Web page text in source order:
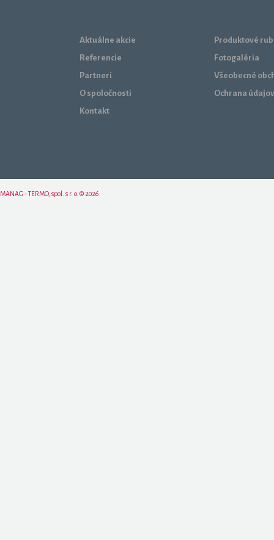
Aktuálne akcie
Referencie
Partneri
O spoločnosti
Kontakt
Produktové
Fotogaléria
Všeobecné
Ochrana údajov
MANAG - TERMO, spol. s r. o. © 2026